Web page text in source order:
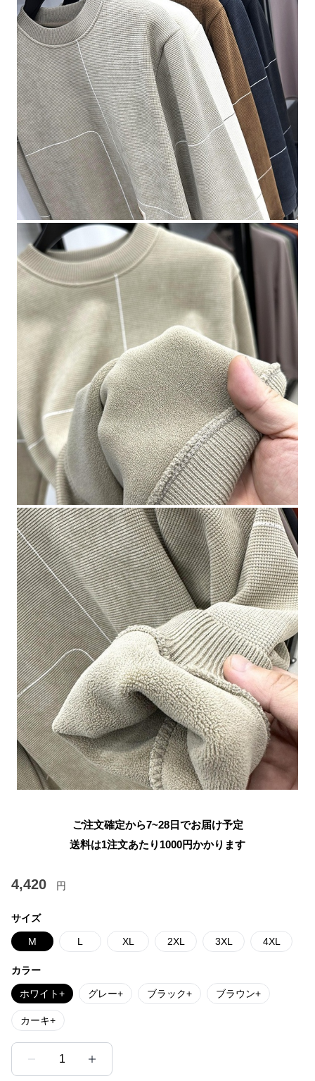
ご注文確定から7~28日でお届け予定
送料は1注文あたり 1000円かかります
4,420 円
サイズ
M L XL 2XL 3XL 4XL
カラー
ホワイト+ グレー+ ブラック+ ブラウン+
カーキ+
1